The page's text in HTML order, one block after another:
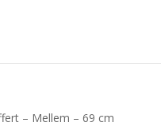
– Mellem – 69 cm